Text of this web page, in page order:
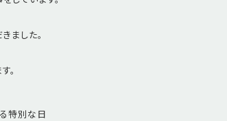
ました。
。
特別な日